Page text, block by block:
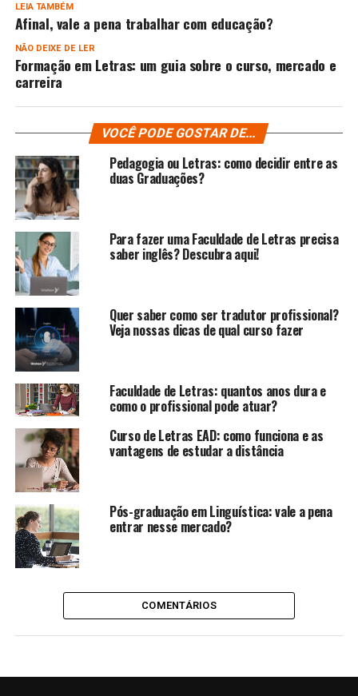
LEIA TAMBÉM
Afinal, vale a pena trabalhar com educação?
NÃO DEIXE DE LER
Formação em Letras: um guia sobre o curso, mercado e
carreira
VOCÊ PODE GOSTAR DE...
Pedagogia ou Letras: como decidir entre as
duas Graduações?
Para fazer uma Faculdade de Letras precisa
saber inglês? Descubra aqui!
Quer saber como ser tradutor profissional?
Veja nossas dicas de qual curso fazer
Faculdade de Letras: quantos anos dura e
como o profissional pode atuar?
Curso de Letras EAD: como funciona e as
vantagens de estudar a distância
Pós-graduação em Linguística: vale a pena
entrar nesse mercado?
COMENTÁRIOS